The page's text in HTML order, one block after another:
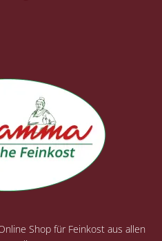
Shop für Feinkost aus allen